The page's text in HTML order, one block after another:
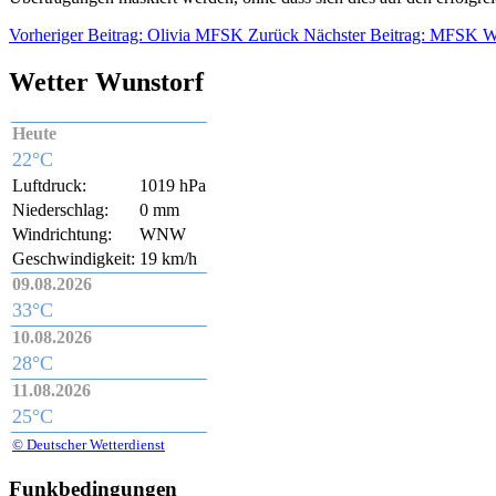
Vorheriger Beitrag: Olivia MFSK Zurück Nächster Beitrag: MFSK
Wetter Wunstorf
Heute
22°C
Luftdruck:
1019 hPa
Niederschlag:
0 mm
Windrichtung:
WNW
Geschwindigkeit: 19 km/h
09.08.2026
33°C
10.08.2026
28°C
11.08.2026
25°C
© Deutscher Wetterdienst
Funkbedingungen